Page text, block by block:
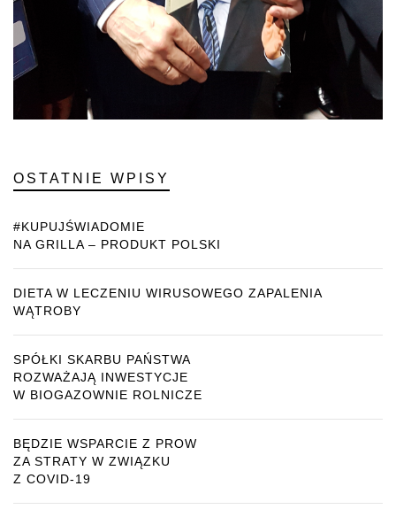
OSTATNIE WPISY
#KUPUJŚWIADOMIE
NA GRILLA – PRODUKT POLSKI
DIETA W LECZENIU WIRUSOWEGO ZAPALENIA
WĄTROBY
SPÓŁKI SKARBU PAŃSTWA
ROZWAŻAJĄ INWESTYCJE
W BIOGAZOWNIE ROLNICZE
BĘDZIE WSPARCIE Z PROW
ZA STRATY W ZWIĄZKU
Z COVID-19